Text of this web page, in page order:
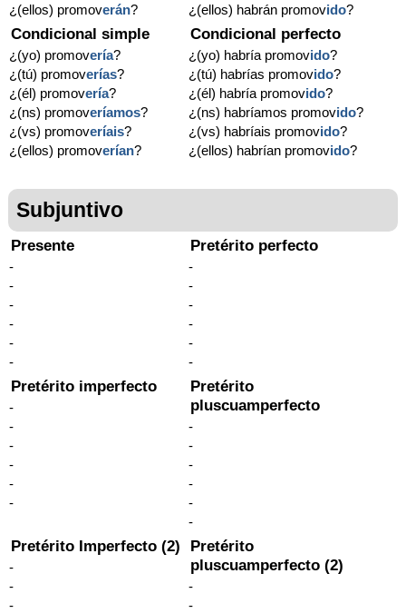
¿(ellos) promoverán?
¿(ellos) habrán promovido?
Condicional simple
¿(yo) promovería?
¿(tú) promoverías?
¿(él) promovería?
¿(ns) promoveríamos?
¿(vs) promoveríais?
¿(ellos) promoverían?
Condicional perfecto
¿(yo) habría promovido?
¿(tú) habrías promovido?
¿(él) habría promovido?
¿(ns) habríamos promovido?
¿(vs) habríais promovido?
¿(ellos) habrían promovido?
Subjuntivo
Presente
-
-
-
-
-
-
Pretérito perfecto
-
-
-
-
-
-
Pretérito imperfecto
-
-
-
-
-
-
Pretérito
pluscuamperfecto
-
-
-
-
-
-
Pretérito Imperfecto (2)
-
-
-
Pretérito
pluscuamperfecto (2)
-
-